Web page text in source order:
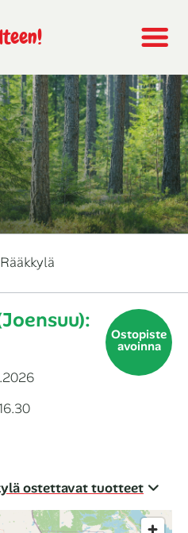
Rääkkylä
Ostopiste
avoinna
ostettavat tuotteet